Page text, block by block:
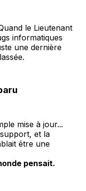
le Lieutenant
informatiques
une dernière
mise à jour...
et la
être une
pensait.